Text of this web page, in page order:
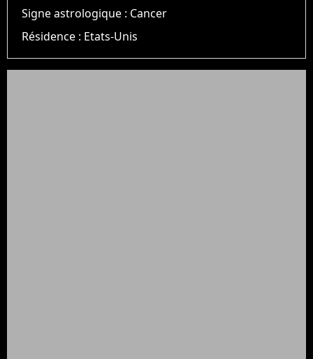
Signe astrologique : Cancer
Résidence : Etats-Unis